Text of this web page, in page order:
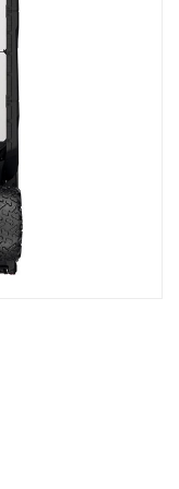
BÂCHES
Bâches de remisage
Bâches de remorquage
Bâches de voyage
Bâches extérieure
TOITS
Doublure de toit
Toits Sport